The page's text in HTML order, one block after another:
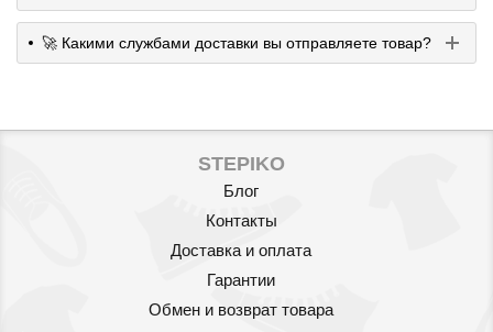
🚀 Какими службами доставки вы отправляете товар?
STEPIKO
Блог
Контакты
Доставка и оплата
Гарантии
Обмен и возврат товара